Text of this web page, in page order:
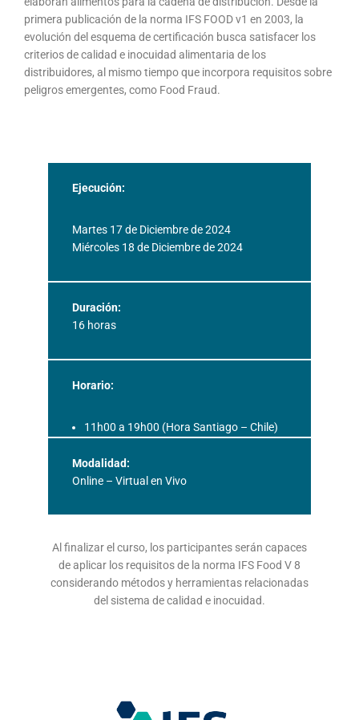
primera publicación de la norma IFS FOOD v1 en 2003, la
evolución del esquema de certificación busca satisfacer los
criterios de calidad e inocuidad alimentaria de los
distribuidores, al mismo tiempo que incorpora requisitos sobre
peligros emergentes, como Food Fraud.
Ejecución:
Martes 17 de Diciembre de 2024
Miércoles 18 de Diciembre de 2024
Duración:
16 horas
Horario:
11h00 a 19h00 (Hora Santiago – Chile)
Modalidad:
Online – Virtual en Vivo
Al finalizar el curso, los participantes serán capaces
de aplicar los requisitos de la norma IFS Food V 8
considerando métodos y herramientas relacionadas
del sistema de calidad e inocuidad.